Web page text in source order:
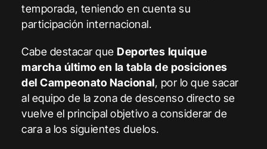
temporada, teniendo en cuenta su
participación internacional.
Cabe destacar queDeportes Iquique
marcha último en la tabla de posiciones
del Campeonato Nacional, por lo que sacar
al equipo de la zona de descenso directo se
vuelve el principal objetivo a considerar de
cara a los siguientes duelos.